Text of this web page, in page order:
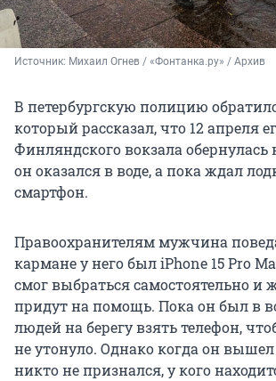
Источник: Михаил Огнев / «Фонтанка.ру» / Архив
В петербургскую полицию
который рассказал, что 12 апреля
Финляндского вокзала обернулась
он оказался в воде, а пока ждал
смартфон.
Правоохранителям мужчина
кармане у него был iPhone 15 Pro
смог выбраться самостоятельно и
придут на помощь. Пока он был в
людей на берегу взять телефон,
не утонуло. Однако когда он
никто не признался, у кого